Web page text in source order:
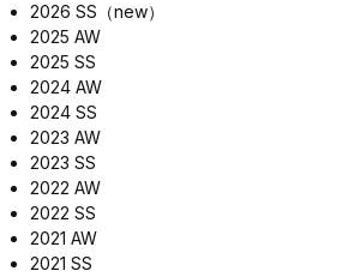
2026 SS（new）
2025 AW
2025 SS
2024 AW
2024 SS
2023 AW
2023 SS
2022 AW
2022 SS
2021 AW
2021 SS